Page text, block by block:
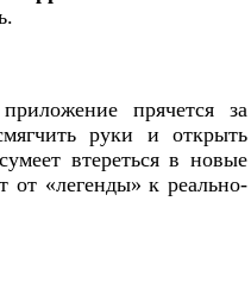
прячется за
руки и открыть
втереться в новые
от «легенды» к реально-